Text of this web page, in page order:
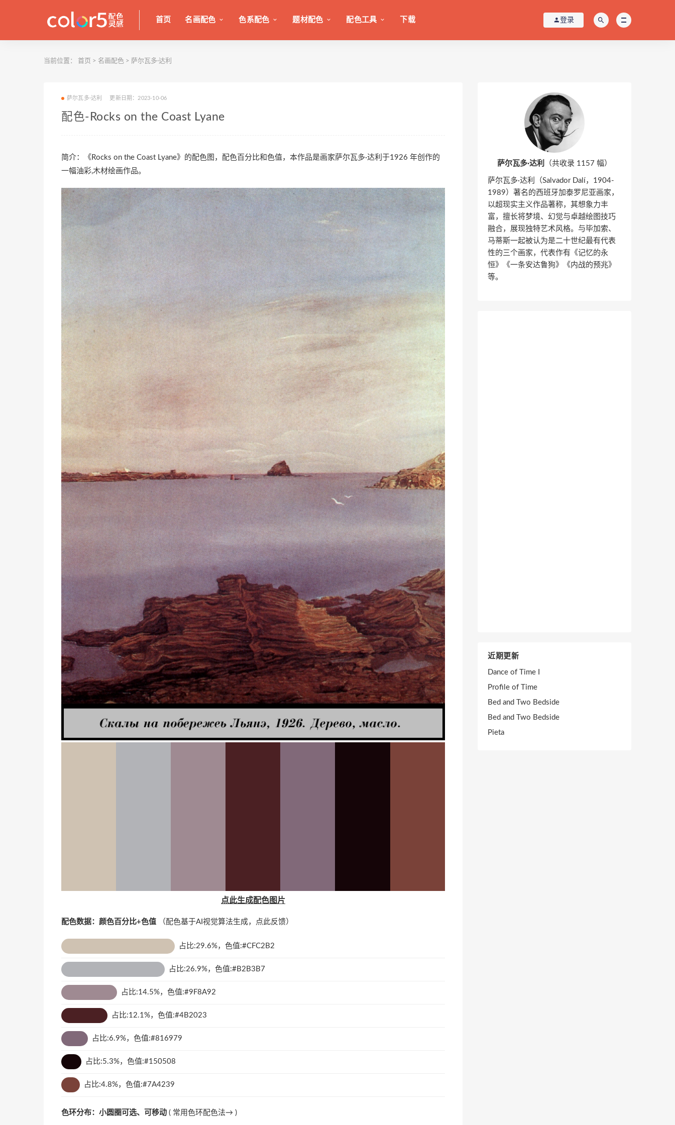
首页 名画配色 色系配色 题材配色 配色工具 下载 登录
当前位置： 首页 > 名画配色 > 萨尔瓦多·达利
萨尔瓦多·达利 更新日期：2023-10-06
配色-Rocks on the Coast Lyane
简介：《Rocks on the Coast Lyane》的配色图，配色百分比和色值，本作品是画家萨尔瓦多·达利于1926 年创作的
一幅油彩,木材绘画作品。
点此生成配色图片
配色数据：颜色百分比+色值 （配色基于AI视觉算法生成， 点此反馈）
占比:29.6%，色值:#CFC2B2
占比:26.9%，色值:#B2B3B7
占比:14.5%，色值:#9F8A92
占比:12.1%，色值:#4B2023
占比:6.9%，色值:#816979
占比:5.3%，色值:#150508
占比:4.8%，色值:#7A4239
色环分布：小圆圈可选、可移动 ( 常用色环配色法→ )
萨尔瓦多·达利 （共收录 1157 幅）
萨尔瓦多·达利（Salvador Dalí，1904-
1989）著名的西班牙加泰罗尼亚画家，
以超现实主义作品著称，其想象力丰
富，擅长将梦境、幻觉与卓越绘图技巧
融合，展现独特艺术风格。与毕加索、
马蒂斯一起被认为是二十世纪最有代表
性的三个画家，代表作有《记忆的永
恒》《一条安达鲁狗》《内战的预兆》
等。
近期更新
Dance of Time I
Profile of Time
Bed and Two Bedside
Bed and Two Bedside
Pieta